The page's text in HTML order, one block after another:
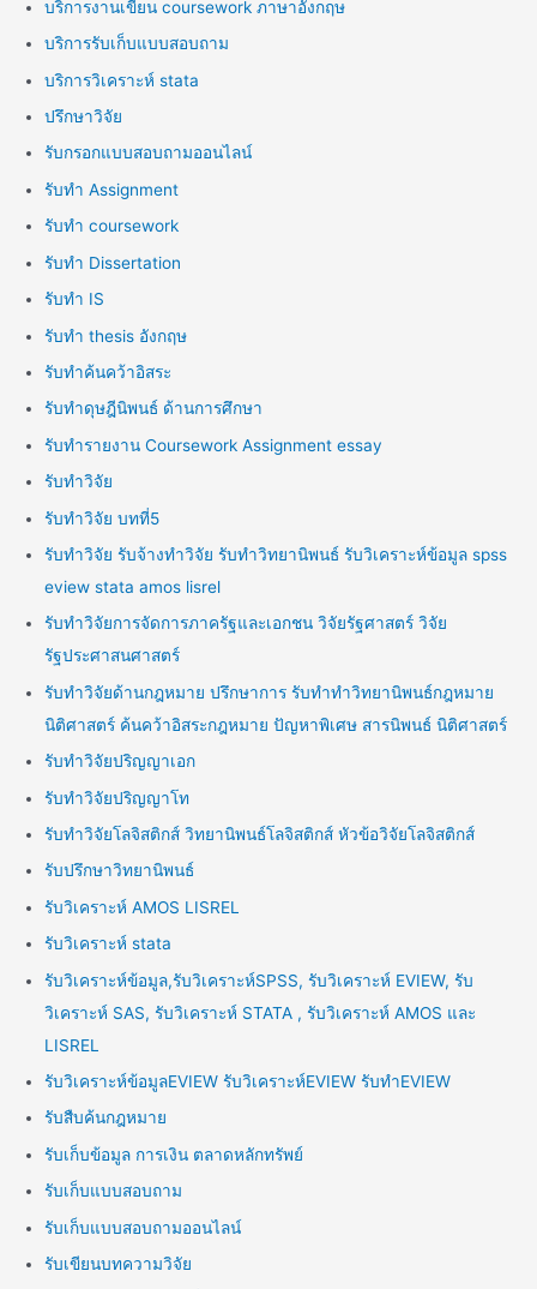
บริการงานเขียน coursework ภาษาอังกฤษ
บริการรับเก็บแบบสอบถาม
บริการวิเคราะห์ stata
ปรึกษาวิจัย
รับกรอกแบบสอบถามออนไลน์
รับทำ Assignment
รับทำ coursework
รับทำ Dissertation
รับทำ IS
รับทำ thesis อังกฤษ
รับทำค้นคว้าอิสระ
รับทำดุษฎีนิพนธ์ ด้านการศึกษา
รับทำรายงาน Coursework Assignment essay
รับทำวิจัย
รับทำวิจัย บทที่5
รับทำวิจัย รับจ้างทำวิจัย รับทำวิทยานิพนธ์ รับวิเคราะห์ข้อมูล spss
eview stata amos lisrel
รับทำวิจัยการจัดการภาครัฐและเอกชน วิจัยรัฐศาสตร์ วิจัย
รัฐประศาสนศาสตร์
รับทำวิจัยด้านกฎหมาย ปรึกษาการ รับทำทำวิทยานิพนธ์กฎหมาย
นิติศาสตร์ ค้นคว้าอิสระกฎหมาย ปัญหาพิเศษ สารนิพนธ์ นิติศาสตร์
รับทำวิจัยปริญญาเอก
รับทำวิจัยปริญญาโท
รับทำวิจัยโลจิสติกส์ วิทยานิพนธ์โลจิสติกส์ หัวข้อวิจัยโลจิสติกส์
รับปรึกษาวิทยานิพนธ์
รับวิเคราะห์ AMOS LISREL
รับวิเคราะห์ stata
รับวิเคราะห์ข้อมูล,รับวิเคราะห์SPSS, รับวิเคราะห์ EVIEW, รับ
วิเคราะห์ SAS, รับวิเคราะห์ STATA , รับวิเคราะห์ AMOS และ
LISREL
รับวิเคราะห์ข้อมูลEVIEW รับวิเคราะห์EVIEW รับทำEVIEW
รับสืบค้นกฎหมาย
รับเก็บข้อมูล การเงิน ตลาดหลักทรัพย์
รับเก็บแบบสอบถาม
รับเก็บแบบสอบถามออนไลน์
รับเขียนบทความวิจัย